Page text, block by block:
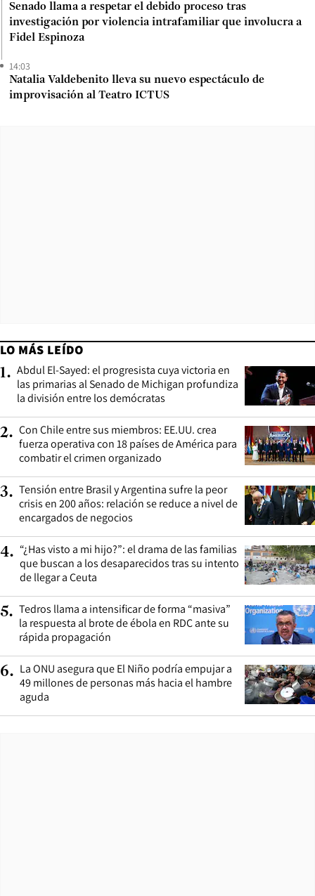
Senado llama a respetar el debido proceso tras
investigación por violencia intrafamiliar que involucra a
Fidel Espinoza
14:03
Natalia Valdebenito lleva su nuevo espectáculo de
improvisación al Teatro ICTUS
LO MÁS LEÍDO
1. Abdul El-Sayed: el progresista cuya victoria en
las primarias al Senado de Michigan profundiza
la división entre los demócratas
2. Con Chile entre sus miembros: EE.UU. crea
fuerza operativa con 18 países de América para
combatir el crimen organizado
3. Tensión entre Brasil y Argentina sufre la peor
crisis en 200 años: relación se reduce a nivel de
encargados de negocios
4. “¿Has visto a mi hijo?”: el drama de las familias
que buscan a los desaparecidos tras su intento
de llegar a Ceuta
5. Tedros llama a intensificar de forma “masiva”
la respuesta al brote de ébola en RDC ante su
rápida propagación
6. La ONU asegura que El Niño podría empujar a
49 millones de personas más hacia el hambre
aguda